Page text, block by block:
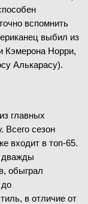
вспомнить
выбил из
Кэмерона Норри,
Алькарасу).
главных
Всего сезон
входит в топ-65.
дважды
обыграл
в отличие от